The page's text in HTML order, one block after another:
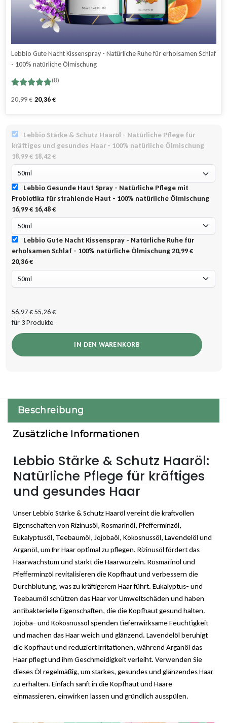
Lebbio Gute Nacht Kissenspray - Natürliche Ruhe für erholsamen Schlaf
- 100% natürliche Ölmischung
mit5.00
Kundenbewertungen
(8)
20,99€
Ursprünglicher
14,99 €
20,36€
Aktueller
8,99 €.Lebbio Stärke & Schutz Haaröl - Natürliche Pflege für
kräftiges und gesundes Haar - 100% natürliche Ölmischung
18,99 € 18,42 €
Lebbio Gesunde Haut Spray - Natürliche Pflege mit
Probiotika für strahlende Haut - 100% natürliche Ölmischung
16,99 € 16,48 €
Lebbio Gute Nacht Kissenspray - Natürliche Ruhe für
erholsamen Schlaf - 100% natürliche Ölmischung20,99 €
20,36 €
56,97 €55,26 €
für 3 Produkte
IN DEN WARENKORB
Beschreibung
Zusätzliche Informationen
Lebbio Stärke & Schutz Haaröl:
Natürliche Pflege für kräftiges
und gesundes Haar
Unser Lebbio Stärke & Schutz Haaröl vereint die kraftvollen
Eigenschaften von Rizinusöl, Rosmarinöl, Pfefferminzöl,
Eukalyptusöl, Teebaumöl, Jojobaöl, Kokosnussöl, Lavendelöl und
Arganöl, um Ihr Haar optimal zu pflegen. Rizinusöl fördert das
Haarwachstum und stärkt die Haarwurzeln. Rosmarinöl und
Pfefferminzöl revitalisieren die Kopfhaut und verbessern die
Durchblutung, was zu kräftigerem Haar führt. Eukalyptus- und
Teebaumöl schützen das Haar vor Umweltschäden und haben
antibakterielle Eigenschaften, die die Kopfhaut gesund halten.
Jojoba- und Kokosnussöl spenden tiefenwirksame Feuchtigkeit
und machen das Haar weich und glänzend. Lavendelöl beruhigt
die Kopfhaut und reduziert Irritationen, während Arganöl das
Haar pflegt und ihm Geschmeidigkeit verleiht. Verwenden Sie
dieses Öl regelmäßig, um starkes, gesundes und glänzendes Haar
zu erhalten. Einfach sanft in die Kopfhaut und Haare
einmassieren, einwirken lassen und gründlich ausspülen.